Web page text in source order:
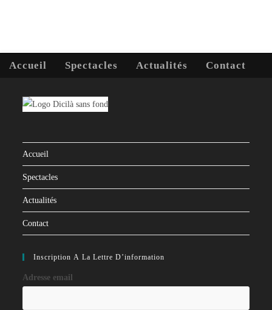
Accueil Spectacles Actualités Contact
Accueil
Spectacles
Actualités
Contact
Inscription À La Lettre D’information
Adresse email